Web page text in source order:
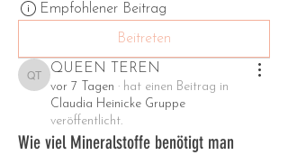
Empfohlener Beitrag
Beitreten
QUEEN TEREN
QUEEN TEREN
vor 7 Tagen · hat einen Beitrag in
Claudia Heinicke Gruppe
veröffentlicht.
Wie viel Mineralstoffe benötigt man